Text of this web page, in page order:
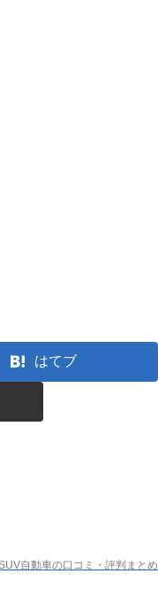
はてブ
自動車の口コミ・評判まとめ